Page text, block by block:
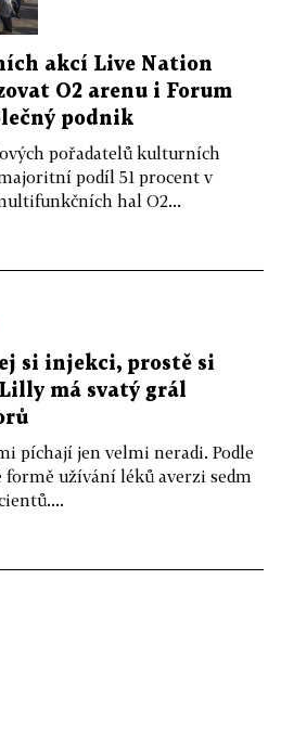
akcí Live Nation
O2 arenu i Forum
podnik
pořadatelů kulturních
podíl 51 procent v
hal O2...
si injekci, prostě si
má svatý grál
píchají jen velmi neradi. Podle
užívání léků averzi sedm